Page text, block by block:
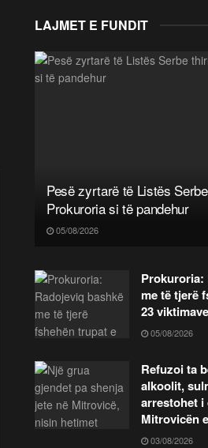
LAJMET E FUNDIT
Pesë zyrtarë të Listës
Prokuroria si të pandehur
05/08/2026
Prokuroria:
me të tjerë
23
05/08/2026
Refuzoi ta
alkoolit,
arrestohet i
Mitrovicën
03/08/2026